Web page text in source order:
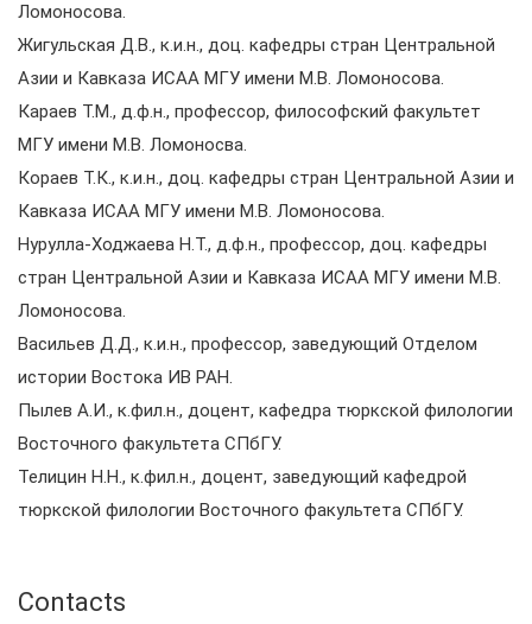
Ломоносова.
Жигульская Д.В., к.и.н., доц. кафедры стран Центральной
Азии и Кавказа ИСАА МГУ имени М.В. Ломоносова.
Караев Т.М., д.ф.н., профессор, философский факультет
МГУ имени М.В. Ломоносва.
Кораев Т.К., к.и.н., доц. кафедры стран Центральной Азии и
Кавказа ИСАА МГУ имени М.В. Ломоносова.
Нурулла-Ходжаева Н.Т., д.ф.н., профессор, доц. кафедры
стран Центральной Азии и Кавказа ИСАА МГУ имени М.В.
Ломоносова.
Васильев Д.Д., к.и.н., профессор, заведующий Отделом
истории Востока ИВ РАН.
Пылев А.И., к.фил.н., доцент, кафедра тюркской филологии
Восточного факультета СПбГУ.
Телицин Н.Н., к.фил.н., доцент, заведующий кафедрой
тюркской филологии Восточного факультета СПбГУ.
Contacts